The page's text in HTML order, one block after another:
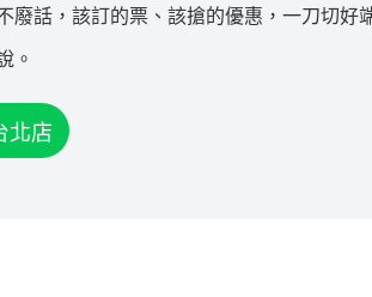
廢話，該訂的票、該搶的優惠，一刀切
。
北店